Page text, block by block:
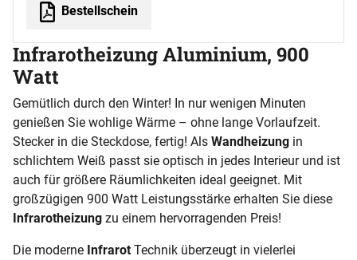
Bestellschein
Infrarotheizung Aluminium, 900
Watt
Gemütlich durch den Winter! In nur wenigen Minuten
genießen Sie wohlige Wärme – ohne lange Vorlaufzeit.
Stecker in die Steckdose, fertig! Als Wandheizung in
schlichtem Weiß passt sie optisch in jedes Interieur und ist
auch für größere Räumlichkeiten ideal geeignet. Mit
großzügigen 900 Watt Leistungsstärke erhalten Sie diese
Infrarotheizung zu einem hervorragenden Preis!
Die moderne Infrarot Technik überzeugt in vielerlei